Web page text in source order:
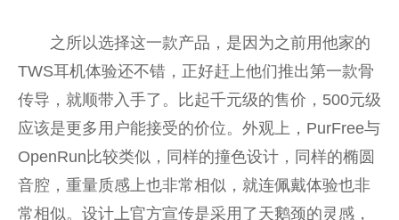
之所以选择这一款产品，是因为之前用他家的
TWS耳机体验还不错，正好赶上他们推出第一款骨
传导，就顺带入手了。比起千元级的售价，500元级
应该是更多用户能接受的价位。外观上，PurFree与
OpenRun比较类似，同样的撞色设计，同样的椭圆
音腔，重量质感上也非常相似，就连佩戴体验也非
常相似。设计上官方宣传是采用了天鹅颈的灵感，